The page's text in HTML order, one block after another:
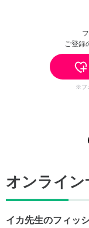
ご登録
※フ
オンライン
イカ先生のフィッ